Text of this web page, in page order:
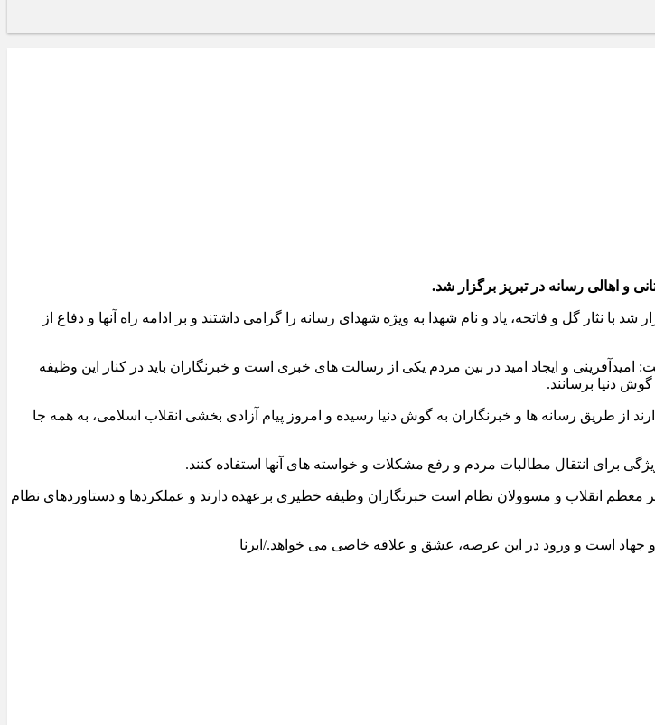
و اهالی رسانه در تبریز برگزار شد.
نثار گل و فاتحه، یاد و نام شهدا به ویژه شهدای رسانه را گرامی داشتند و بر ادامه راه آنها و دفاع از
و ایجاد امید در بین مردم یکی از رسالت های خبری است و خبرنگاران باید در کنار این وظیفه
دنیا برسانند.
از طریق رسانه ها و خبرنگاران به گوش دنیا رسیده و امروز پیام آزادی بخشی انقلاب اسلامی، به همه جا
برای انتقال مطالبات مردم و رفع مشکلات و خواسته های آنها استفاده کنند.
معظم انقلاب و مسوولان نظام است خبرنگاران وظیفه خطیری برعهده دارند و عملکردها و دستاوردهای نظام
جهاد است و ورود در این عرصه، عشق و علاقه خاصی می خواهد./ایرنا